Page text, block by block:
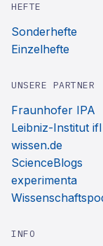
HEFTE
Sonderhefte
Einzelhefte
UNSERE PARTNER
Fraunhofer IPA
Leibniz-Institut ifl
wissen.de
ScienceBlogs
experimenta
INFO